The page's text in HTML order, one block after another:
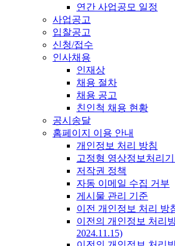
연간 사업공모 일정
사업공고
입찰공고
신청/접수
인사채용
인재상
채용 절차
채용 공고
친인척 채용 현황
공시송달
홈페이지 이용 안내
개인정보 처리 방침
고정형 영상정보처리
저작권 정책
자동 이메일 수집 거부
게시물 관리 기준
이전 개인정보 처리 방
이전의 개인정보 처리
2024.11.15)